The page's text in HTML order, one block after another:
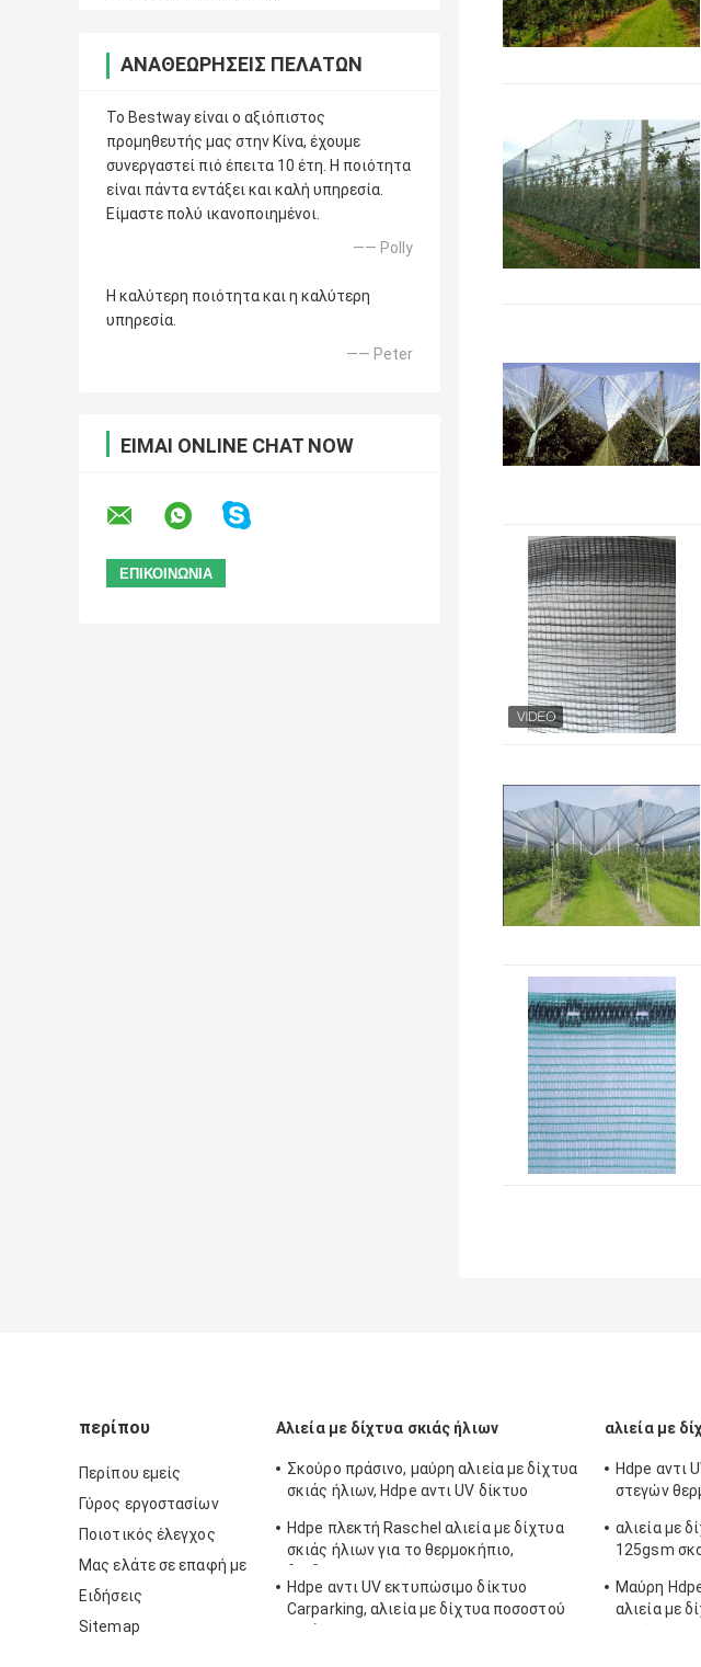
ΑΝΑΘΕΩΡΉΣΕΙΣ ΠΕΛΑΤΏΝ
Το Bestway είναι ο αξιόπιστος
προμηθευτής μας στην Κίνα, έχουμε
συνεργαστεί πιό έπειτα 10 έτη. Η ποιότητα
είναι πάντα εντάξει και καλή υπηρεσία.
Είμαστε πολύ ικανοποιημένοι.
—— Polly
Η καλύτερη ποιότητα και η καλύτερη
υπηρεσία.
—— Peter
ΕΊΜΑΙ ONLINE CHAT NOW
περίπου
Περίπου εμείς
Γύρος εργοστασίων
Ποιοτικός έλεγχος
Μας ελάτε σε επαφή με
Ειδήσεις
Sitemap
Αλιεία με δίχτυα σκιάς ήλιων
Σκούρο πράσινο, μαύρη αλιεία με δίχτυα
σκιάς ήλιων, Hdpe αντι UV δίκτυο
Hdpe πλεκτή Raschel αλιεία με δίχτυα
σκιάς ήλιων για το θερμοκήπιο,
Hdpe αντι UV εκτυπώσιμο δίκτυο
Carparking, αλιεία με δίχτυα ποσοστού
αλιεία με
Hdpe αντι
στεγών
αλιεία με
125gsm
Μαύρη
αλιεία με